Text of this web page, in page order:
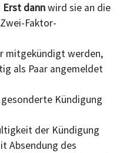
Erst dannwird sie an die
Faktor-
mitgekündigt werden,
als Paar angemeldet
Kündigung
der Kündigung
Absendung des